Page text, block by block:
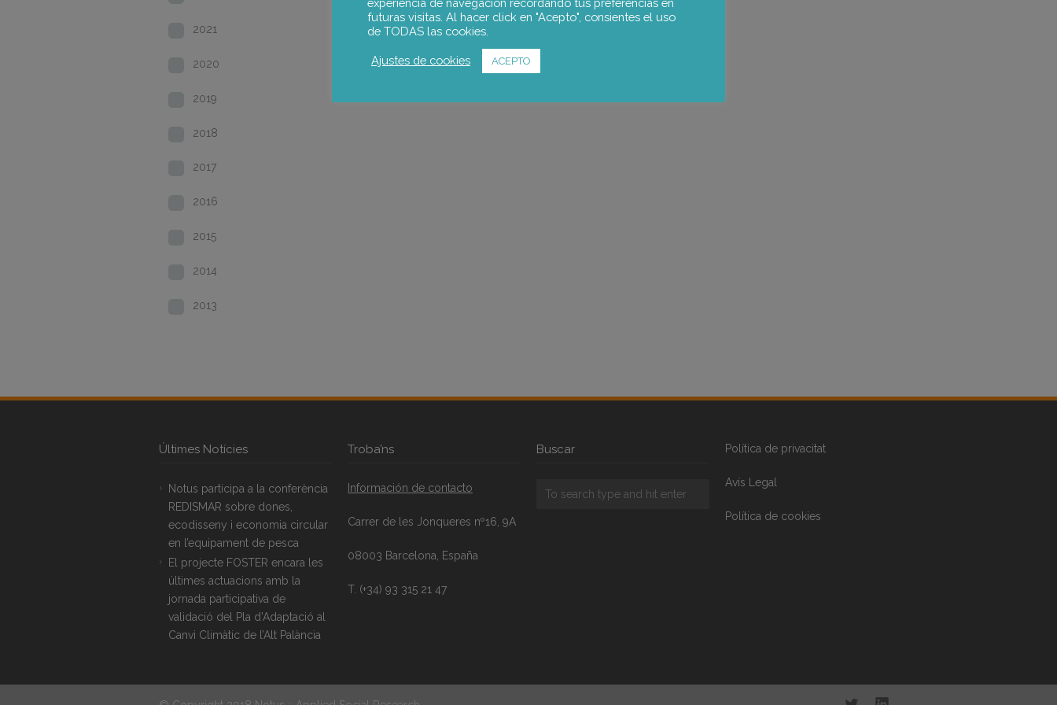
2021
2020
2019
2018
2017
2016
2015
2014
2013
Últimes Notícies
Notus participa a la conferència
REDISMAR sobre dones,
ecodisseny i economia circular
en l’equipament de pesca
El projecte FOSTER encara les
últimes actuacions amb la
jornada participativa de
validació del Pla d’Adaptació al
Canvi Climàtic de l’Alt Palància
Troba’ns
Información de contacto
Carrer de les Jonqueres nº16, 9A
08003 Barcelona, España
T. (+34) 93 315 21 47
Buscar Política de privacitat
Avís Legal
Política de cookies
futuras visitas. Al hacer click en "Acepto", consientes el uso
de TODAS las cookies.
Ajustes de cookies ACEPTO